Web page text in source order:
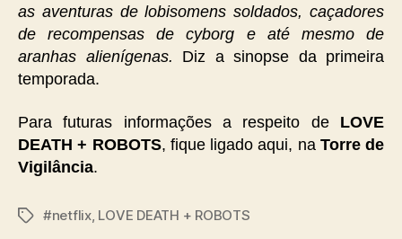
as aventuras de lobisomens soldados, caçadores
de recompensas de cyborg e até mesmo de
aranhas alienígenas. Diz a sinopse da primeira
temporada.
Para futuras informações a respeito de LOVE
DEATH + ROBOTS, fique ligado aqui, na Torre de
Vigilância.
Tags#netflix, LOVE DEATH + ROBOTS